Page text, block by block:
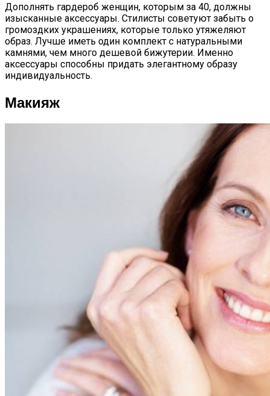
Дополнять гардероб женщин, которым за 40, должны
изысканные аксессуары. Стилисты советуют забыть о
громоздких украшениях, которые только утяжеляют
образ. Лучше иметь один комплект с натуральными
камнями, чем много дешевой бижутерии. Именно
аксессуары способны придать элегантному образу
индивидуальность.
Макияж